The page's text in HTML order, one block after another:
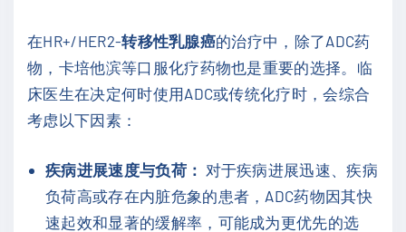
在HR+/HER2-转移性乳腺癌的治疗中，除了ADC药
物，卡培他滨等口服化疗药物也是重要的选择。临
床医生在决定何时使用ADC或传统化疗时，会综合
考虑以下因素：
疾病进展速度与负荷： 对于疾病进展迅速、疾病
负荷高或存在内脏危象的患者，ADC药物因其快
速起效和显著的缓解率，可能成为更优先的选